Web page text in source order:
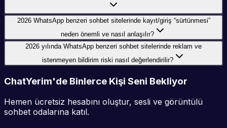
2026 WhatsApp benzeri sohbet sitelerinde kayıt/giriş “sürtünmesi”
neden önemli ve nasıl anlaşılır?
2026 yılında WhatsApp benzeri sohbet sitelerinde reklam ve
istenmeyen bildirim riski nasıl değerlendirilir?
ChatYerim'de Binlerce Kişi Seni Bekliyor
Hemen ücretsiz hesabını oluştur, sesli ve görüntülü
sohbet odalarına katıl.